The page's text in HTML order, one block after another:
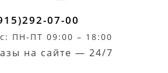
07-00
ПН-ПТ 09:00 – 18:00
на сайте — 24/7